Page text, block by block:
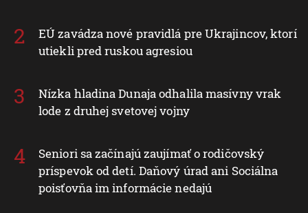
EÚ zavádza nové pravidlá pre Ukrajincov, ktorí
utiekli pred ruskou agresiou
Nízka hladina Dunaja odhalila masívny vrak
lode z druhej svetovej vojny
Seniori sa začínajú zaujímať o rodičovský
príspevok od detí. Daňový úrad ani Sociálna
poisťovňa im informácie nedajú